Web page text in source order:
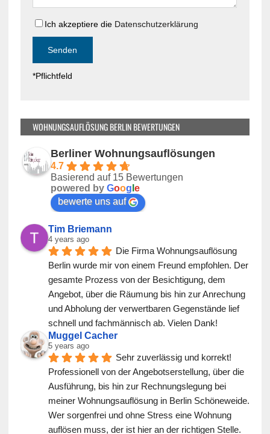
F
e
l
l
e
F
e
d
l
r
.
Ich akzeptiere die Datenschutzerklärung
*Pflichtfeld
WOHNUNGSAUFLÖSUNG BERLIN BEWERTUNGEN
Berliner Wohnungsauflösungen
4.7
Basierend auf 15 Bewertungen
powered by Goog e
bewerte uns auf
Tim Briemann
4 years ago
Die Firma Wohnungsauflösung
Berlin wurde mir von einem Freund empfohlen. Der
gesamte Prozess von der Besichtigung, dem
Angebot, über die Räumung bis hin zur Anrechung
und Abholung der verwertbaren Gegenstände lief
schnell und fachmännisch ab. Vielen Dank!
Muggel Cacher
5 years ago
Sehr zuverlässig und korrekt!
Professionell von der Angebotserstellung, über die
Ausführung, bis hin zur Rechnungslegung bei
meiner Wohnungsauflösung in Berlin Schöneweide.
Wer sorgenfrei und ohne Stress eine Wohnung
auflösen muss, der ist hier an der richtigen Stelle.